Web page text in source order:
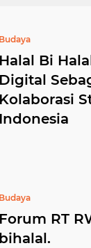
Budaya
Halal Bi
Digital
Kolaborasi
Indonesia
Budaya
Forum RT
bihalal.